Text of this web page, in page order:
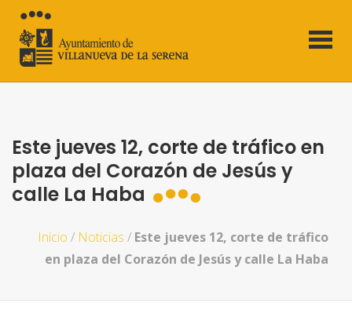
Este jueves 12, corte de tráfico en
plaza del Corazón de Jesús y
calle La Haba
Inicio / Noticias / Este jueves 12, corte de tráfico
en plaza del Corazón de Jesús y calle La Haba